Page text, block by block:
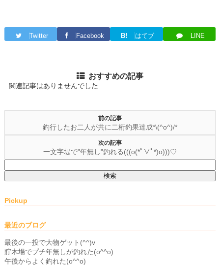
Twitter Facebook B! はてブ LINE
おすすめの記事
関連記事はありませんでした
前の記事
釣行したお二人が共に二桁釣果達成*\(^o^)/*
次の記事
一文字堤で"年無し"釣れる(((o(*ﾟ▽ﾟ*)o)))♡
索:
Pickup
最近のブログ
最後の一投で大物ゲット(^^)v
貯木場でプチ年無しが釣れた(o^^o)
午後からよく釣れた(o^^o)